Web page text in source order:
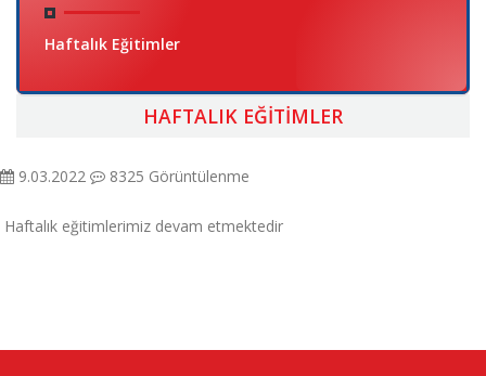
Haftalık Eğitimler
HAFTALIK EĞITIMLER
9.03.2022 8325 Görüntülenme
Haftalık eğitimlerimiz devam etmektedir